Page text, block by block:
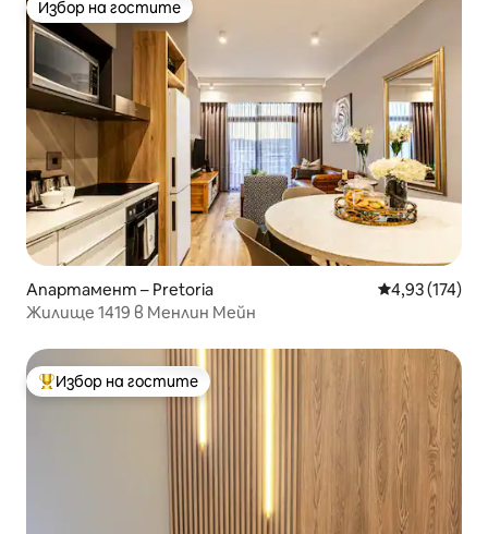
Избор на гостите
Избор на гостите
Апартамент – Pretoria Средна
4,93 (174)
Жилище 1419 в Менлин Мейн
Най-популярен избор на гостите
Избор на гостите